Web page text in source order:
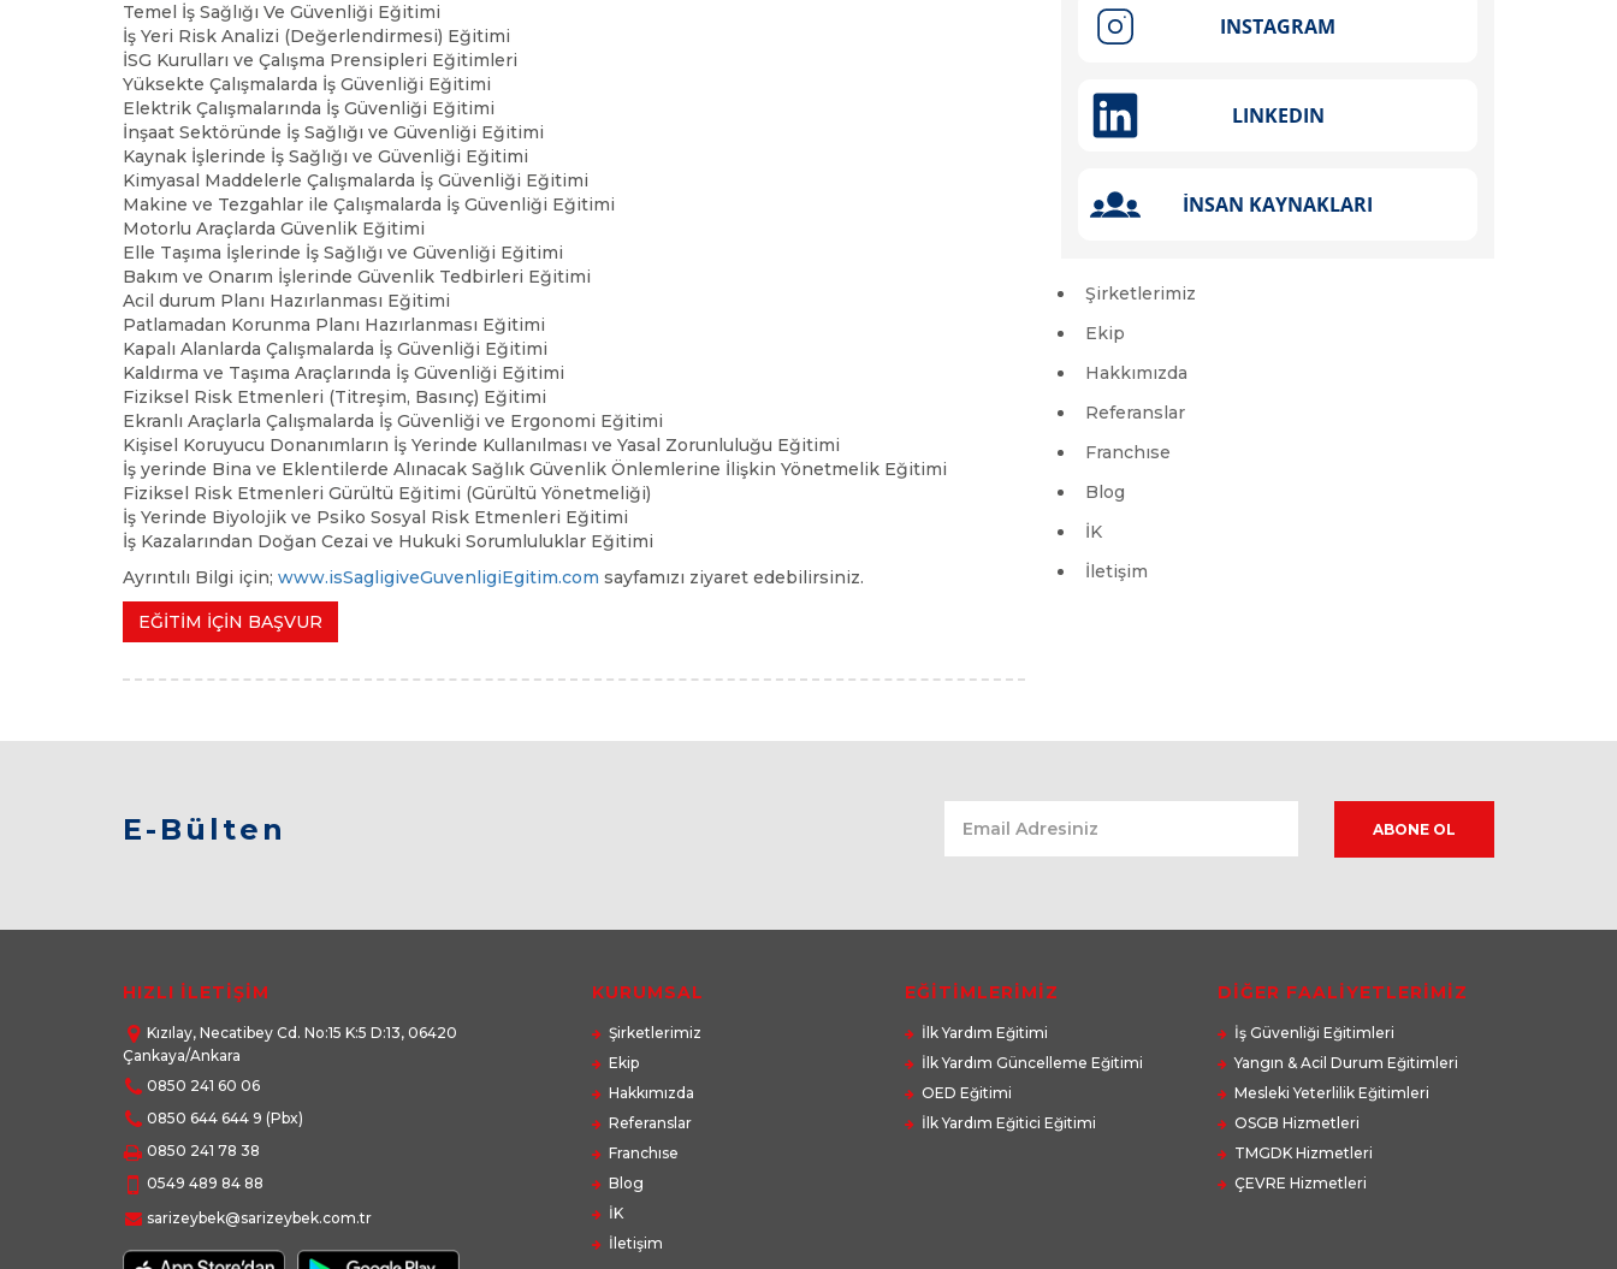
Temel İş Sağlığı Ve Güvenliği Eğitimi
İş Yeri Risk Analizi (Değerlendirmesi) Eğitimi
İSG Kurulları ve Çalışma Prensipleri Eğitimleri
Yüksekte Çalışmalarda İş Güvenliği Eğitimi
Elektrik Çalışmalarında İş Güvenliği Eğitimi
İnşaat Sektöründe İş Sağlığı ve Güvenliği Eğitimi
Kaynak İşlerinde İş Sağlığı ve Güvenliği Eğitimi
Kimyasal Maddelerle Çalışmalarda İş Güvenliği Eğitimi
Makine ve Tezgahlar ile Çalışmalarda İş Güvenliği Eğitimi
Motorlu Araçlarda Güvenlik Eğitimi
Elle Taşıma İşlerinde İş Sağlığı ve Güvenliği Eğitimi
Bakım ve Onarım İşlerinde Güvenlik Tedbirleri Eğitimi
Acil durum Planı Hazırlanması Eğitimi
Patlamadan Korunma Planı Hazırlanması Eğitimi
Kapalı Alanlarda Çalışmalarda İş Güvenliği Eğitimi
Kaldırma ve Taşıma Araçlarında İş Güvenliği Eğitimi
Fiziksel Risk Etmenleri (Titreşim, Basınç) Eğitimi
Ekranlı Araçlarla Çalışmalarda İş Güvenliği ve Ergonomi Eğitimi
Kişisel Koruyucu Donanımların İş Yerinde Kullanılması ve Yasal Zorunluluğu Eğitimi
İş yerinde Bina ve Eklentilerde Alınacak Sağlık Güvenlik Önlemlerine İlişkin Yönetmelik Eğitimi
Fiziksel Risk Etmenleri Gürültü Eğitimi (Gürültü Yönetmeliği)
İş Yerinde Biyolojik ve Psiko Sosyal Risk Etmenleri Eğitimi
İş Kazalarından Doğan Cezai ve Hukuki Sorumluluklar Eğitimi
Ayrıntılı Bilgi için; www.isSagligiveGuvenligiEgitim.com sayfamızı ziyaret edebilirsiniz.
EĞİTİM İÇİN BAŞVUR
Şirketlerimiz
Ekip
Hakkımızda
Referanslar
Franchıse
Blog
İK
İletişim
E-Bülten
HIZLI İLETİŞİM
Kızılay, Necatibey Cd. No:15 K:5 D:13, 06420
Çankaya/Ankara
0850 241 60 06
0850 644 644 9 (Pbx)
0850 241 78 38
0549 489 84 88
sarizeybek@sarizeybek.com.tr
KURUMSAL
Şirketlerimiz
Ekip
Hakkımızda
Referanslar
Franchıse
Blog
İK
İletişim
EĞİTİMLERİMİZ
İlk Yardım Eğitimi
İlk Yardım Güncelleme Eğitimi
OED Eğitimi
İlk Yardım Eğitici Eğitimi
DİĞER FAALİYETLERİMİZ
İş Güvenliği Eğitimleri
Yangın & Acil Durum Eğitimleri
Mesleki Yeterlilik Eğitimleri
OSGB Hizmetleri
TMGDK Hizmetleri
ÇEVRE Hizmetleri